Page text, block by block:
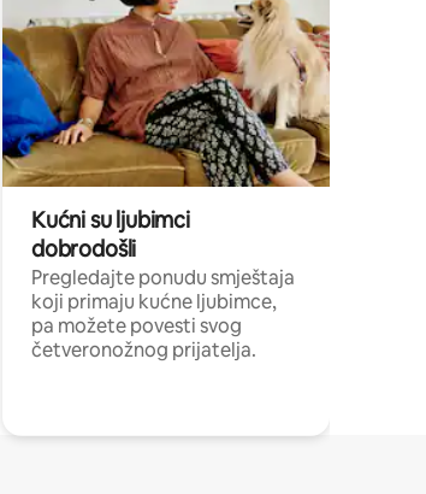
Kućni su ljubimci
dobrodošli
Pregledajte ponudu smještaja
koji primaju kućne ljubimce,
pa možete povesti svog
četveronožnog prijatelja.